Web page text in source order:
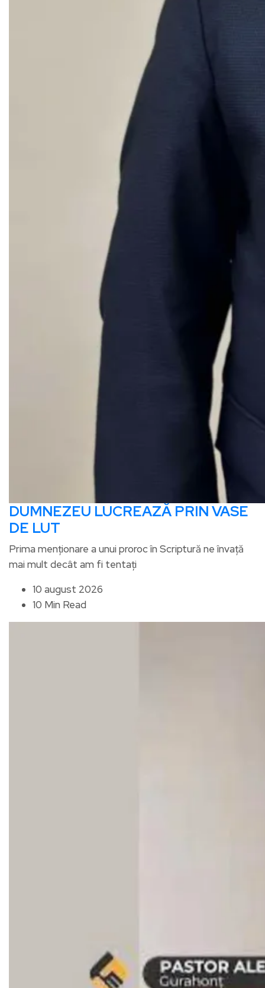
DUMNEZEU LUCREAZĂ PRIN VASE
DE LUT
Prima menționare a unui proroc în Scriptură ne învață
mai mult decât am fi tentați
10 august 2026
10 Min Read